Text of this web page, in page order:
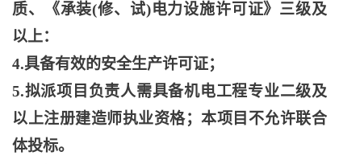
质、《承装(修、试)电力设施许可证》三级及
以上：
4.具备有效的安全生产许可证；
5.拟派项目负责人需具备机电工程专业二级及
以上注册建造师执业资格；本项目不允许联合
体投标。